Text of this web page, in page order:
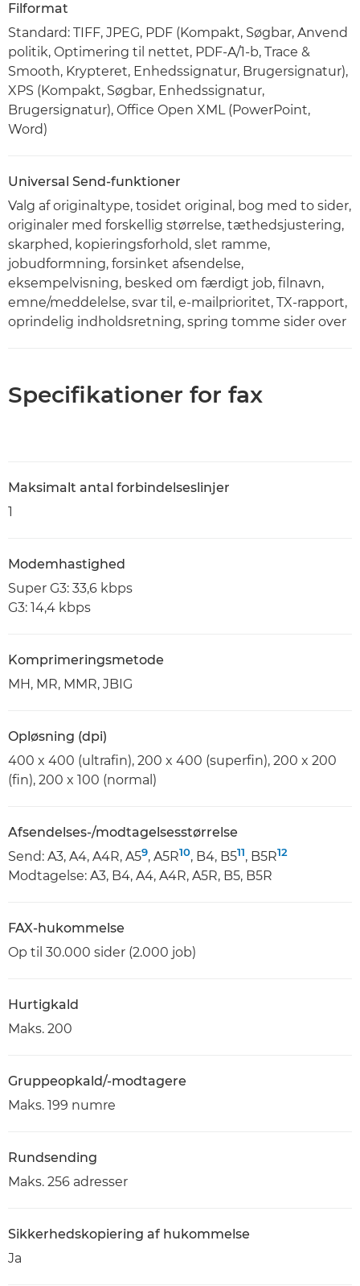
Filformat
Standard: TIFF, JPEG, PDF (Kompakt, Søgbar, Anvend
politik, Optimering til nettet, PDF-A/1-b, Trace &
Smooth, Krypteret, Enhedssignatur, Brugersignatur),
XPS (Kompakt, Søgbar, Enhedssignatur,
Brugersignatur), Office Open XML (PowerPoint,
Word)
Universal Send-funktioner
Valg af originaltype, tosidet original, bog med to sider,
originaler med forskellig størrelse, tæthedsjustering,
skarphed, kopieringsforhold, slet ramme,
jobudformning, forsinket afsendelse,
eksempelvisning, besked om færdigt job, filnavn,
emne/meddelelse, svar til, e-mailprioritet, TX-rapport,
oprindelig indholdsretning, spring tomme sider over
Specifikationer for fax
Maksimalt antal forbindelseslinjer
1
Modemhastighed
Super G3: 33,6 kbps
G3: 14,4 kbps
Komprimeringsmetode
MH, MR, MMR, JBIG
Opløsning (dpi)
400 x 400 (ultrafin), 200 x 400 (superfin), 200 x 200
(fin), 200 x 100 (normal)
Afsendelses-/modtagelsesstørrelse
Send: A3, A4, A4R, A59, A5R10, B4, B511, B5R12
Modtagelse: A3, B4, A4, A4R, A5R, B5, B5R
FAX-hukommelse
Op til 30.000 sider (2.000 job)
Hurtigkald
Maks. 200
Gruppeopkald/-modtagere
Maks. 199 numre
Rundsending
Maks. 256 adresser
Sikkerhedskopiering af hukommelse
Ja